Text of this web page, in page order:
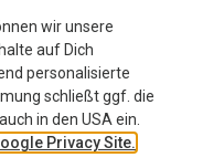
wir unsere
auf Dich
personalisierte
schließt ggf. die
in den USA ein.
Privacy Site.